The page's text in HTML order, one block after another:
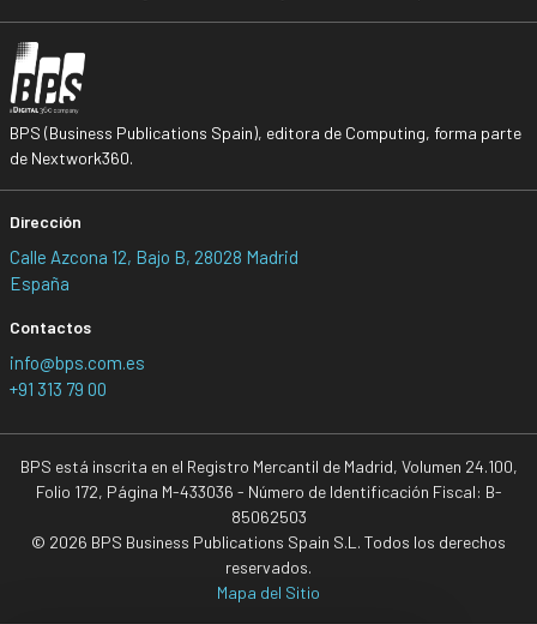
BPS (Business Publications Spain), editora de Computing, forma parte
de Nextwork360.
Dirección
Calle Azcona 12, Bajo B, 28028 Madrid
España
Contactos
info@bps.com.es
+91 313 79 00
BPS está inscrita en el Registro Mercantil de Madrid, Volumen 24.100,
Folio 172, Página M-433036 - Número de Identificación Fiscal: B-
85062503
© 2026 BPS Business Publications Spain S.L. Todos los derechos
reservados.
Mapa del Sitio